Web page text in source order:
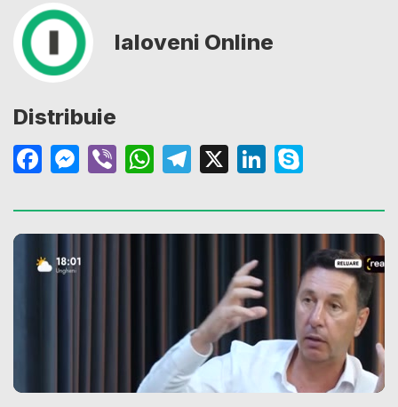
Ialoveni Online
Distribuie
Facebook
Messenger
ViberWhatsApp
Telegram
X LinkedIn